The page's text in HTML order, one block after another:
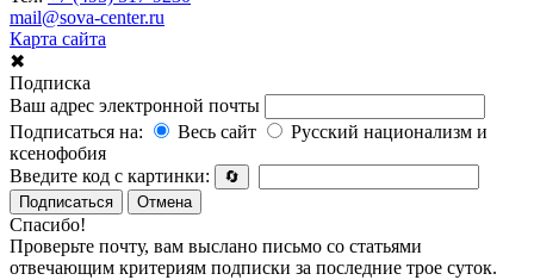
mail@sova-center.ru
Карта сайта
✖
Подписка
Ваш адрес электронной почты
Подписаться на:
Весь сайт
Русский национализм и
ксенофобия
Введите код с картинки:
🔄
Подписаться
Отмена
Спасибо!
Проверьте почту, вам выслано письмо со статьями
отвечающим критериям подписки за последние трое суток.